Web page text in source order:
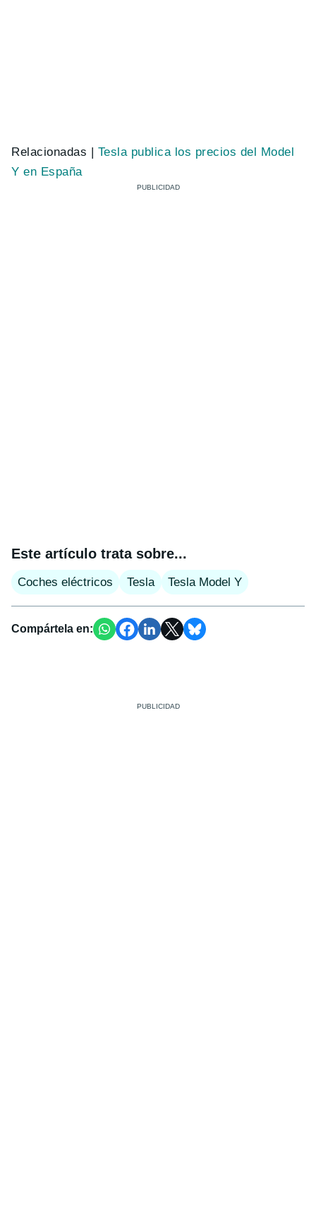
Relacionadas | Tesla publica los precios del Model
Y en España
Este artículo trata sobre...
Coches eléctricos Tesla Tesla Model Y
Compártela en: